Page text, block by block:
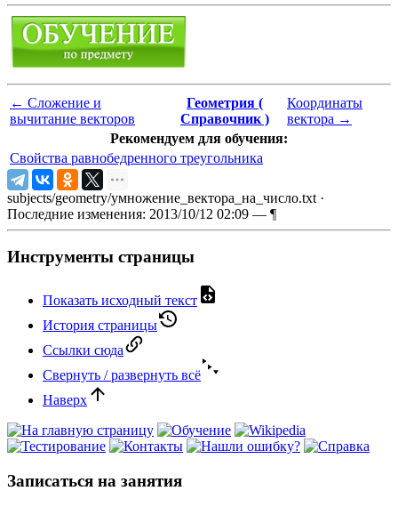
← Сложение и
вычитание векторов
Геометрия (
Справочник )
Координаты
вектора →
Рекомендуем для обучения:
Свойства равнобедренного треугольника
subjects/geometry/умножение_вектора_на_число.txt ·
Последние изменения: 2013/10/12 02:09 — ¶
Инструменты страницы
Показать исходный текст
История страницы
Ссылки сюда
Свернуть / развернуть всё
Наверх
Записаться на занятия